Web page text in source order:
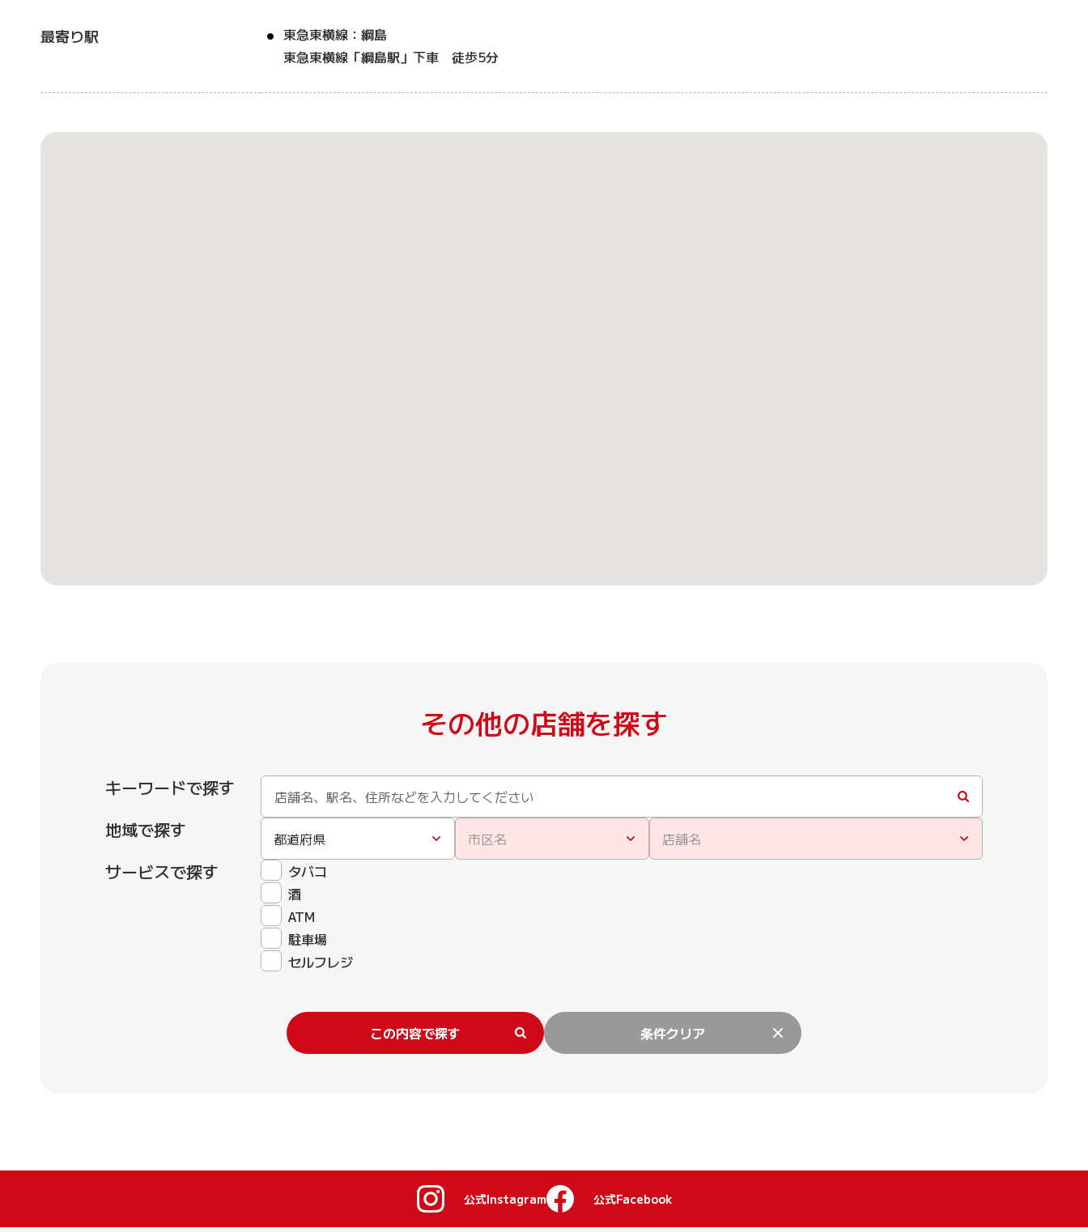
最寄り駅
東急東横線：綱島
東急東横線「綱島駅」下車 徒歩5分
その他の店舗を探す
キーワードで探す
地域で探す
都道府県 市区名 店舗名
サービスで探す
タバコ
酒
ATM
駐車場
セルフレジ
この内容で探す 条件クリア
公式Instagram 公式Facebook